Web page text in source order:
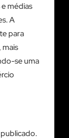
médias
A
para
mais
se uma